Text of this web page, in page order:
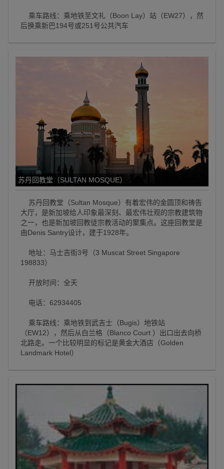
乘车路线：乘地铁至文礼（Boon Lay）站（EW27），然
后换乘新巴194号或251号公共汽车
苏丹回教堂（SULTAN MOSQUE）
苏丹回教堂（Sultan Mosque）有着宏伟的金圆顶和祷告
大厅，是新加坡给人印象最深刻、最宏伟壮观的宗教建筑物
之一，也是新加坡回教徒宗教活动的聚集点。这座回教堂是
由Denis Santry设计，建于1928年。
地址：马士吉街3号（3 Muscat Street Singapore
198833）
开放时间：全天
电话：62934405
乘车路线：乘地铁到武吉士（Bugis）地铁站
（EW12），然后从白兰格（Blanco Court ）出口出去向桥
北路走。一个比较明显的标记是黄金大酒店（Golden
Landmark Hotel）